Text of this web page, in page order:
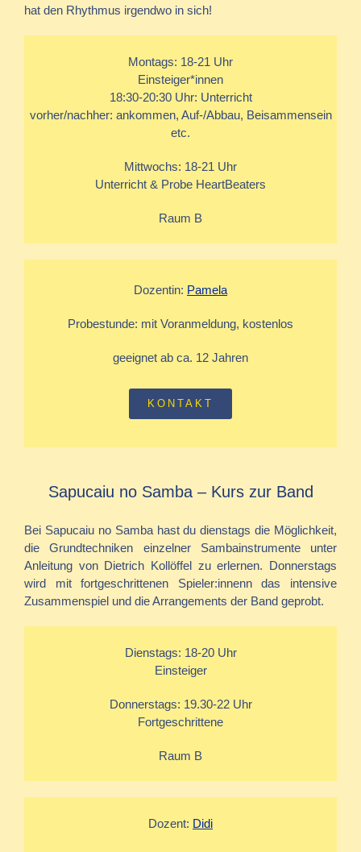
hat den Rhythmus irgendwo in sich!
Montags: 18-21 Uhr
Einsteiger*innen
18:30-20:30 Uhr: Unterricht
vorher/nachher: ankommen, Auf-/Abbau, Beisammensein
etc.
Mittwochs: 18-21 Uhr
Unterricht & Probe HeartBeaters
Raum B
Dozentin: Pamela
Probestunde: mit Voranmeldung, kostenlos
geeignet ab ca. 12 Jahren
KONTAKT
Sapucaiu no Samba – Kurs zur Band
Bei Sapucaiu no Samba hast du dienstags die Möglichkeit,
die Grundtechniken einzelner Sambainstrumente unter
Anleitung von Dietrich Kollöffel zu erlernen. Donnerstags
wird mit fortgeschrittenen Spieler:innenn das intensive
Zusammenspiel und die Arrangements der Band geprobt.
Dienstags: 18-20 Uhr
Einsteiger
Donnerstags: 19.30-22 Uhr
Fortgeschrittene
Raum B
Dozent: Didi